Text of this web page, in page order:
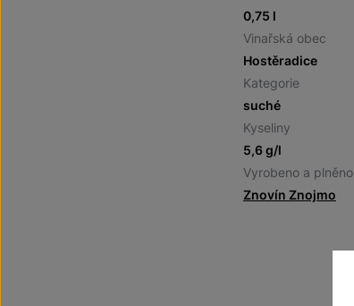
0,75 l
Vinařská obec
Hostěradice
Kategorie
suché
Kyseliny
5,6 g/l
Vyrobeno a plněno
Znovín Znojmo